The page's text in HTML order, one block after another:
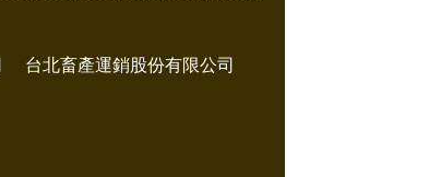
台北畜產運銷股份有限公司